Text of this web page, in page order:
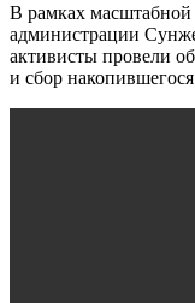
В рамках масштабной
администрации
активисты провели
и сбор